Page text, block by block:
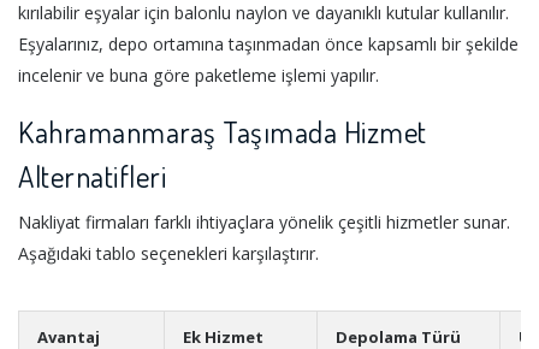
kırılabilir eşyalar için balonlu naylon ve dayanıklı kutular kullanılır.
Eşyalarınız, depo ortamına taşınmadan önce kapsamlı bir şekilde
incelenir ve buna göre paketleme işlemi yapılır.
Kahramanmaraş Taşımada Hizmet
Alternatifleri
Nakliyat firmaları farklı ihtiyaçlara yönelik çeşitli hizmetler sunar.
Aşağıdaki tablo seçenekleri karşılaştırır.
Avantaj Ek Hizmet Depolama Türü